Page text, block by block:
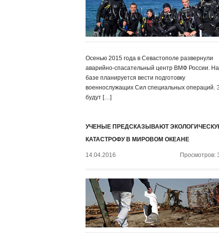
Осенью 2015 года в Севастополе развернули
аварийно-спасательный центр ВМФ России. На
базе планируется вести подготовку
военнослужащих Сил специальных операций.
будут […]
УЧЕНЫЕ ПРЕДСКАЗЫВАЮТ
КАТАСТРОФУ В МИРОВОМ ОКЕАНЕ
14.04.2016 Просмотров: